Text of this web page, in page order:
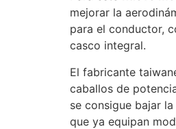
mejorar la
para el conductor,
casco integral.
El fabricante
caballos de
se consigue bajar
que ya equipan